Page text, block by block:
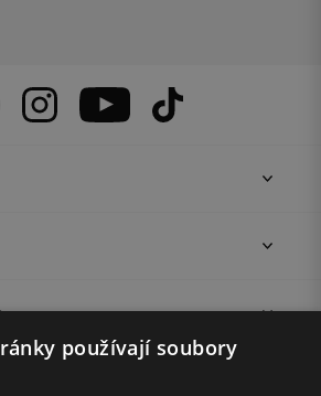
používají soubory